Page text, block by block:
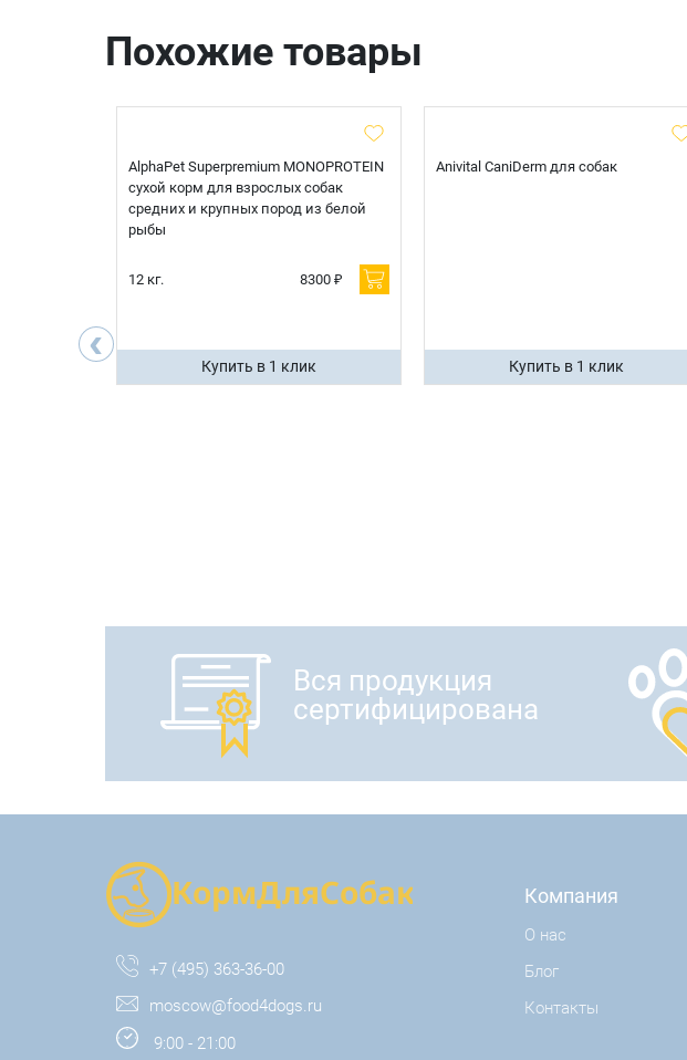
Похожие товары
‹
AlphaPet Superpremium MONOPROTEIN
сухой корм для взрослых собак
средних и крупных пород из белой
рыбы
12 кг. 8300 ₽
Купить в 1 клик
Anivital CaniDerm для собак
Купить в 1 клик
Вся продукция
сертифицирована
+7 (495) 363-36-00
moscow@food4dogs.ru
9:00 - 21:00
Компания
О нас
Блог
Контакты